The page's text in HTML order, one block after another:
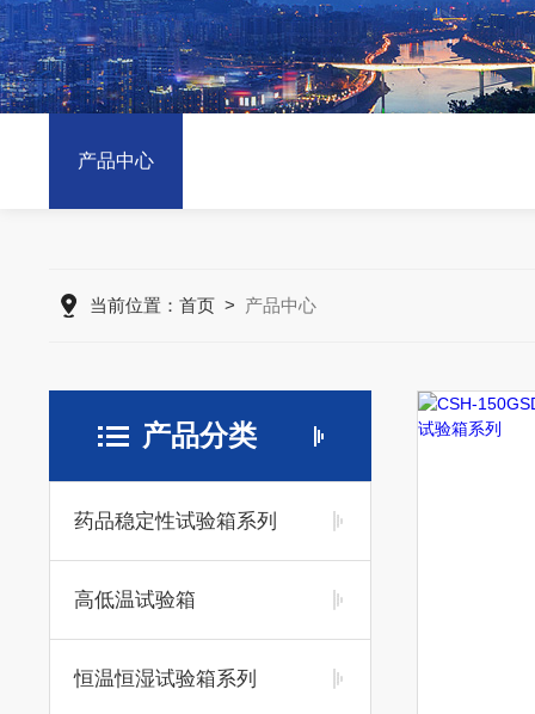
产品中心
当前位置： 首页> 产品中心
产品分类
药品稳定性试验箱系列
高低温试验箱
恒温恒湿试验箱系列